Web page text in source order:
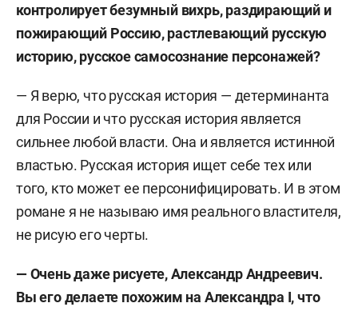
контролирует безумный вихрь, раздирающий и
пожирающий Россию, растлевающий русскую
историю, русское самосознание персонажей?
— Я верю, что русская история — детерминанта
для России и что русская история является
сильнее любой власти. Она и является истинной
властью. Русская история ищет себе тех или
того, кто может ее персонифицировать. И в этом
романе я не называю имя реального властителя,
не рисую его черты.
— Очень даже рисуете, Александр Андреевич.
Вы его делаете похожим на Александра I, что